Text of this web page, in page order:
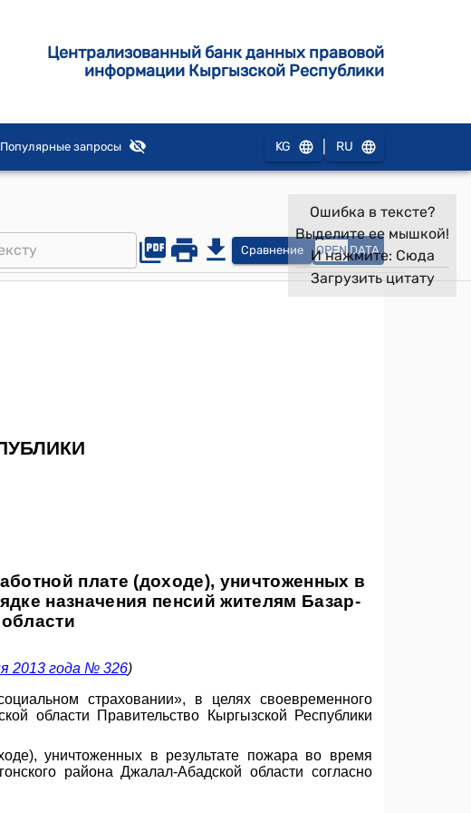
Централизованный банк данных правовой
информации Кыргызской Республики
Популярные запросы KG RU
Сравнение OPEN DATA
Ошибка в тексте?
Выделите ее мышкой!
И нажмите: Сюда
Загрузить цитату